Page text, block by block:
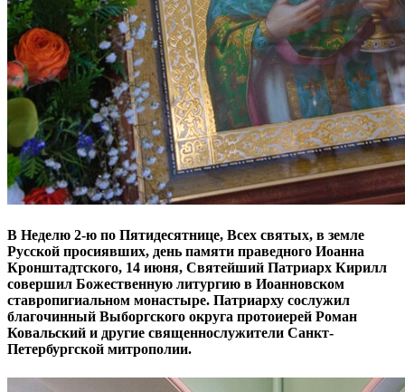
В Неделю 2-ю по Пятидесятнице, Всех святых, в земле
Русской просиявших, день памяти праведного Иоанна
Кронштадтского, 14 июня, Святейший Патриарх Кирилл
совершил Божественную литургию в Иоанновском
ставропигиальном монастыре. Патриарху сослужил
благочинный Выборгского округа протоиерей Роман
Ковальский и другие священнослужители Санкт-
Петербургской митрополии.